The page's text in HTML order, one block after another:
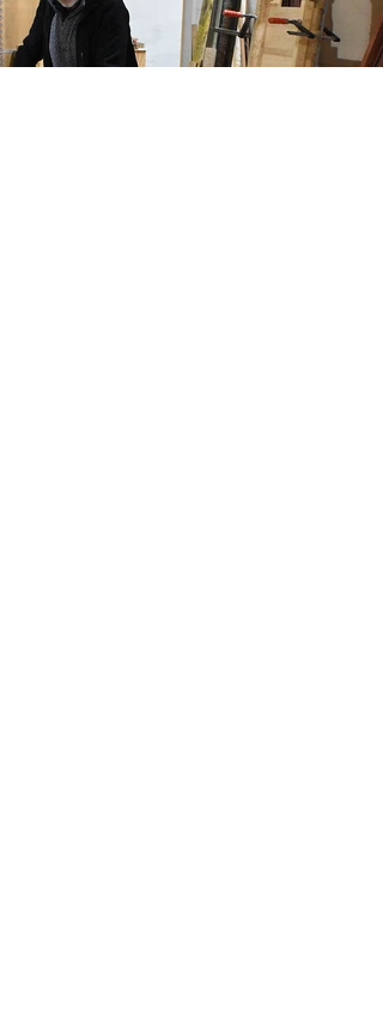
Elk product uit ons atelier wordt
met liefde gemaakt voor jou.